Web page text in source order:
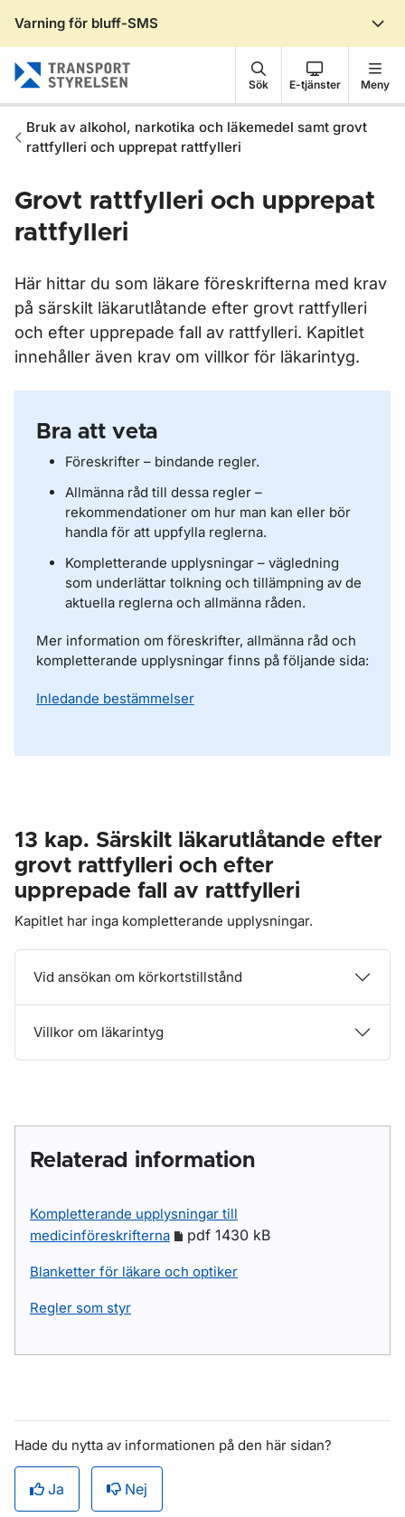
Varning för bluff-SMS
Sök E-tjänster Meny
Bruk av alkohol, narkotika och läkemedel samt grovt
rattfylleri och upprepat rattfylleri
Grovt rattfylleri och upprepat
rattfylleri
Här hittar du som läkare föreskrifterna med krav
på särskilt läkarutlåtande efter grovt rattfylleri
och efter upprepade fall av rattfylleri. Kapitlet
innehåller även krav om villkor för läkarintyg.
Bra att veta
Föreskrifter – bindande regler.
Allmänna råd till dessa regler –
rekommendationer om hur man kan eller bör
handla för att uppfylla reglerna.
Kompletterande upplysningar – vägledning
som underlättar tolkning och tillämpning av de
aktuella reglerna och allmänna råden.
Mer information om föreskrifter, allmänna råd och
kompletterande upplysningar finns på följande sida:
Inledande bestämmelser
13 kap. Särskilt läkarutlåtande efter
grovt rattfylleri och efter
upprepade fall av rattfylleri
Kapitlet har inga kompletterande upplysningar.
Vid ansökan om körkortstillstånd
Villkor om läkarintyg
Relaterad information
Kompletterande upplysningar till
medicinföreskrifterna
pdf 1430 kB
Blanketter för läkare och optiker
Regler som styr
Hade du nytta av informationen på den här sidan?
Ja Nej